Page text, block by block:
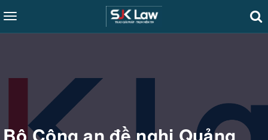
Toggle
navigation